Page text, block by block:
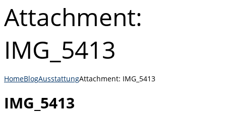
Attachment:
IMG_5413
HomeBlogAusstattungAttachment: IMG_5413
IMG_5413